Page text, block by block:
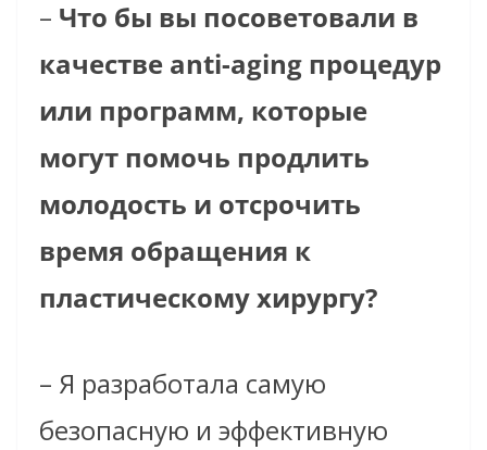
– Что бы вы посоветовали в
качестве anti-aging процедур
или программ, которые
могут помочь продлить
молодость и отсрочить
время обращения к
пластическому хирургу?
– Я разработала самую
безопасную и эффективную